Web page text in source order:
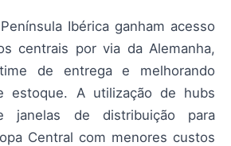
Ibérica ganham acesso
centrais por via da Alemanha,
de entrega e melhorando
estoque. A utilização de hubs
janelas de distribuição para
Central com menores custos